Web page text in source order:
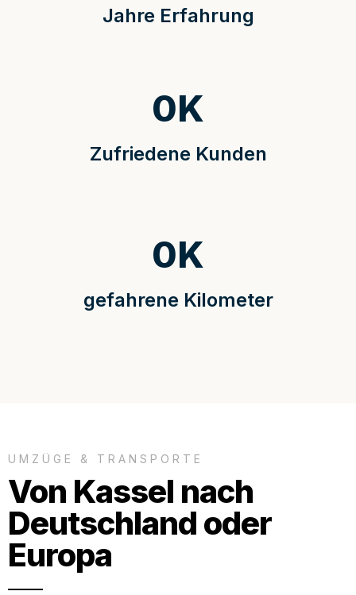
Jahre Erfahrung
Zufriedene Kunden
0K
gefahrene Kilometer
0K
UMZÜGE & TRANSPORTE
Von Kassel nach
Deutschland oder
Europa